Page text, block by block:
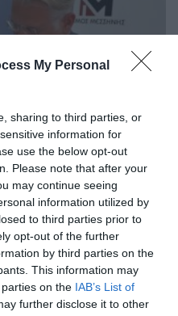
My Personal
sharing to third parties, or
information for
use the below opt-out
Please note that after your
may continue seeing
information utilized by
to third parties prior to
opt-out of the further
by third parties on the
This information may
on the IAB’s List of
further disclose it to other
της
Δήμο Μεσσήνης
του γηπέδου
σύμβαση για την
Πεταλιδίου, με...